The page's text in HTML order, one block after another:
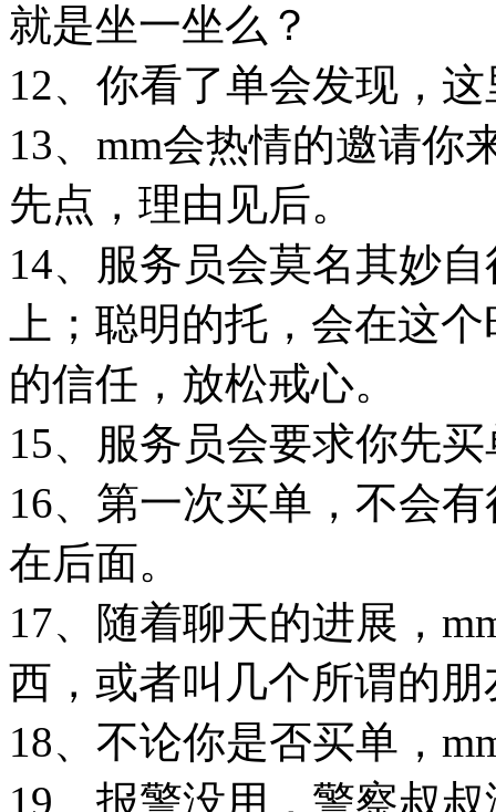
就是坐一坐么？
12、你看了单会发现，
13、mm会热情的邀请你
先点，理由见后。
14、服务员会莫名其妙
上；聪明的托，会在这
的信任，放松戒心。
15、服务员会要求你先买
16、第一次买单，不会
在后面。
17、随着聊天的进展，
西，或者叫几个所谓的
18、不论你是否买单，
19、报警没用，警察叔